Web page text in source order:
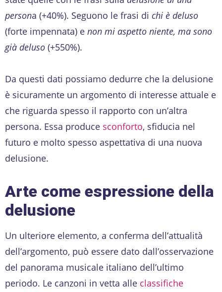
persona (+40%). Seguono le frasi di chi è deluso
(forte impennata) e non mi aspetto niente, ma sono
già deluso (+550%).
Da questi dati possiamo dedurre che la delusione
è sicuramente un argomento di interesse attuale e
che riguarda spesso il rapporto con un’altra
persona. Essa produce sconforto, sfiducia nel
futuro e molto spesso aspettativa di una nuova
delusione.
Arte come espressione della
delusione
Un ulteriore elemento, a conferma dell’attualità
dell’argomento, può essere dato dall’osservazione
del panorama musicale italiano dell’ultimo
periodo. Le canzoni in vetta alle classifiche